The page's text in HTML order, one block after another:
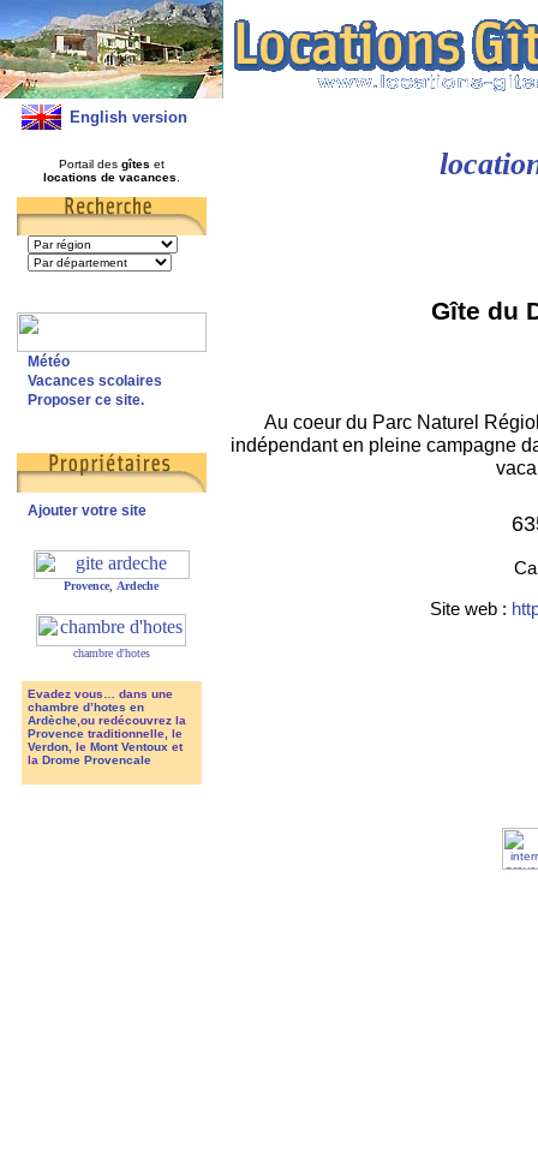
English version
Portail des gîtes et
locations de vacances
Météo
Vacances scolaires
Proposer ce site.
Ajouter votre site
Provence Ardeche
chambre d'hotes
Evadez vous… dans une
chambre d’hotes en
Ardèche,ou redécouvrez la
Provencetraditionnelle, le
Verdon, le Mont Ventoux et
la Drome Provencale
Gîte du
Au coeur du Parc Naturel
indépendant en pleine campagne
Site web :